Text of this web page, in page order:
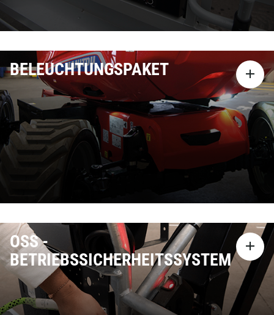
BELEUCHTUNGSPAKET
OSS -
BETRIEBSSICHERHEITSSYSTEM